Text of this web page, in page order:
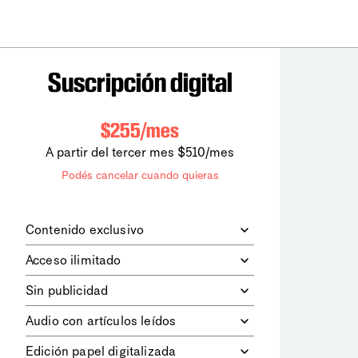
Suscripción digital
$255/mes
A partir del tercer mes $510/mes
Podés cancelar cuando quieras
Contenido exclusivo
digitales dela diaria
los contenidos de Le Monde
diplomatique.
Acceso ilimitado
contenidos.
Sin publicidad
publicitarios.
Audio con artículos leídos
Edición papel digitalizada